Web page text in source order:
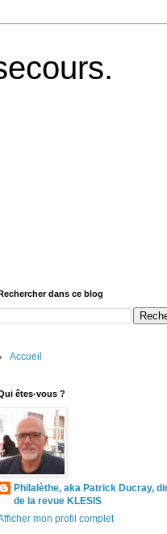
dans ce blog
Accueil
êtes-vous ?
Philalèthe, aka Patrick Ducray,
de la revue KLESIS
mon profil complet